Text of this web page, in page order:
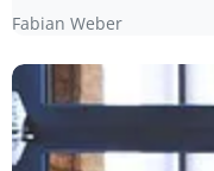
Fabian Weber